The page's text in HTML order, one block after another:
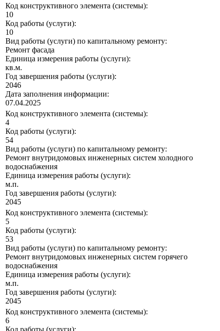
Код конструктивного элемента (системы):
10
Код работы (услуги):
10
Вид работы (услуги) по капитальному ремонту:
Ремонт фасада
Единица измерения работы (услуги):
кв.м.
Год завершения работы (услуги):
2046
Дата заполнения информации:
07.04.2025
Код конструктивного элемента (системы):
4
Код работы (услуги):
54
Вид работы (услуги) по капитальному ремонту:
Ремонт внутридомовых инженерных систем холодного
водоснабжения
Единица измерения работы (услуги):
м.п.
Год завершения работы (услуги):
2045
Код конструктивного элемента (системы):
5
Код работы (услуги):
53
Вид работы (услуги) по капитальному ремонту:
Ремонт внутридомовых инженерных систем горячего
водоснабжения
Единица измерения работы (услуги):
м.п.
Год завершения работы (услуги):
2045
Код конструктивного элемента (системы):
6